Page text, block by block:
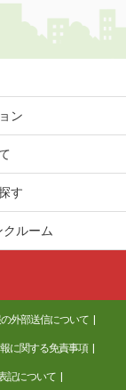
ン
す
ルーム
外部送信について
に関する免責事項
記について